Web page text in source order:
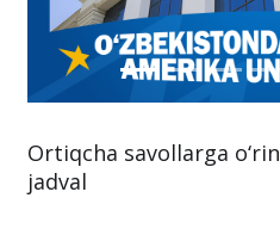
Ortiqcha savollarga
jadval